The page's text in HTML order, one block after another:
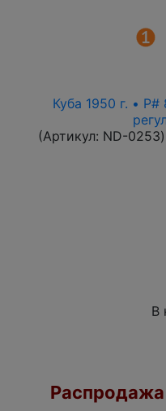
Куба 1950 г. •
(Артикул: ND-0253)
В
Распродажа